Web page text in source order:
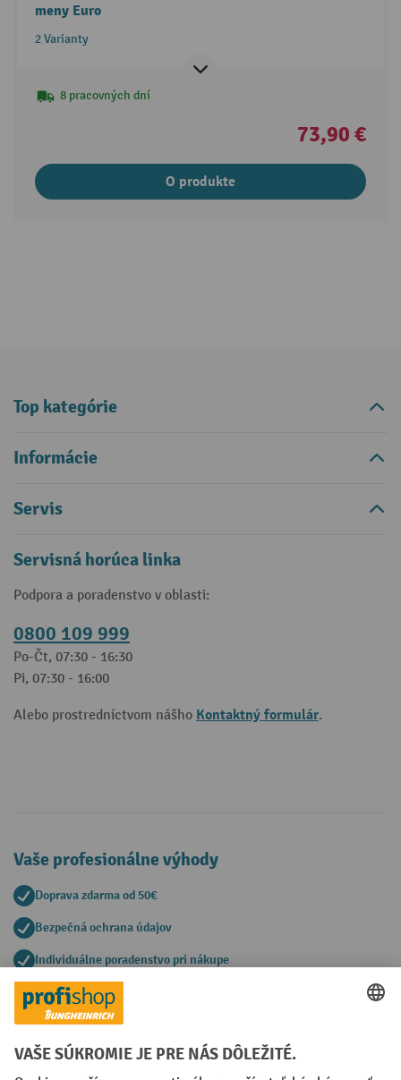
meny Euro
2 Varianty
8 pracovných dní
73,90 €
O produkte
Top kategórie
Informácie
Servis
Servisná horúca linka
Podpora a poradenstvo v oblasti:
0800 109 999
Po-Čt, 07:30 - 16:30
Pi, 07:30 - 16:00
Alebo prostredníctvom nášho Kontaktný formulár.
Vaše profesionálne výhody
Doprava zdarma od 50€
Bezpečná ochrana údajov
Individuálne poradenstvo pri nákupe
Spôsoby platby